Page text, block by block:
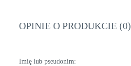
OPINIE O PRODUKCIE (0)
Imię lub pseudonim: